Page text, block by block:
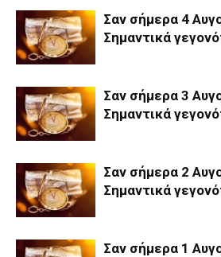
Σαν σήμερα 4
Σημαντικά
Σαν σήμερα 3
Σημαντικά
Σαν σήμερα 2
Σημαντικά
Σαν σήμερα 1